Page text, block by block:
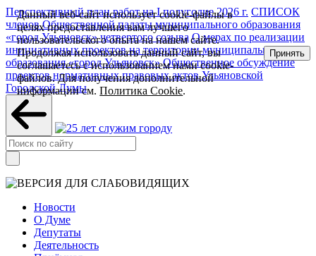
Перспективный план работ на I полугодие 2026 г. СПИСОК
членов Общественной палаты муниципального образования
«город Ульяновск» четвертого созыва О мерах по реализации
инициативных проектов на территории муниципального
образования «город Ульяновск» Общественное обсуждение
проектов нормативных правовых актов Ульяновской
Городской Думы
Новости
О Думе
Депутаты
Деятельность
Данный веб-сайт использует cookie-файлы в
целях предоставления вам лучшего
пользовательского опыта на нашем сайте.
Продолжая использовать данный сайт, вы
соглашаетесь с использованием нами cookie-
файлов. Для получения дополнительной
информации см.Политика Cookie.
Принять